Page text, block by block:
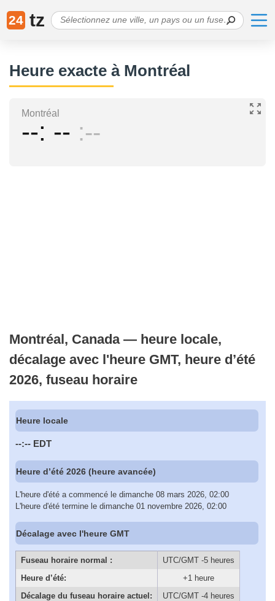
24 tz
Heure exacte à Montréal
Montréal
-- -- --
Montréal, Canada — heure locale,
décalage avec l'heure GMT, heure d’été
2026, fuseau horaire
Heure locale
--:-- EDT
Heure d’été 2026 (heure avancée)
L'heure d'été a commencé le dimanche 08 mars 2026, 02:00
L'heure d'été termine le dimanche 01 novembre 2026, 02:00
Décalage avec l'heure GMT
Fuseau horaire normal :
UTC/GMT -5 heures
Heure d’été:
+1 heure
Décalage du fuseau horaire actuel:
UTC/GMT -4 heures